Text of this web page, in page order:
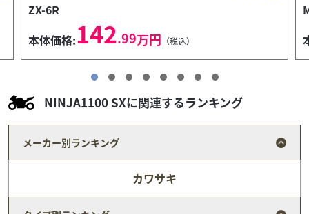
Monkey 125
本体価格:43.99万円 （税込）
NINJA1100 SXに関連するランキング
メーカー別ランキング
カワサキ